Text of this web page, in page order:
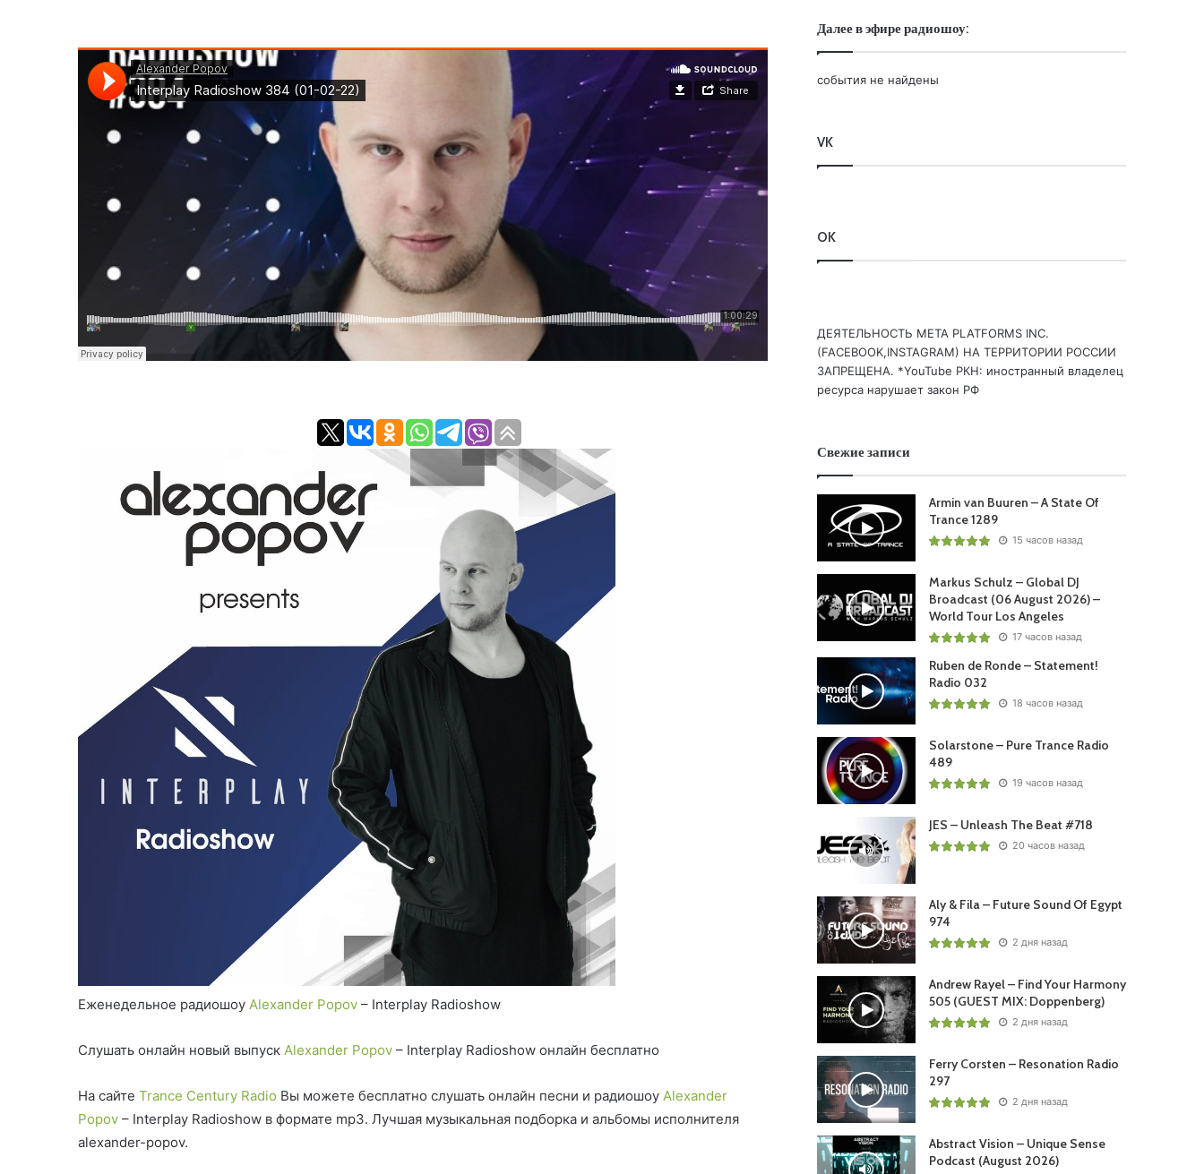
Еженедельное радиошоу Alexander Popov – Interplay Radioshow
Слушать онлайн новый выпуск Alexander Popov – Interplay Radioshow онлайн бесплатно
На сайте Trance Century Radio Вы можете бесплатно слушать онлайн песни и радиошоу Alexander
Popov – Interplay Radioshow в формате mp3. Лучшая музыкальная подборка и альбомы исполнителя
alexander-popov.
Далее в эфире радиошоу:
события не найдены
VK
OK
ДЕЯТЕЛЬНОСТЬ МЕТА PLATFORMS INC.
(FACEBOOK,INSTAGRAM) НА ТЕРРИТОРИИ РОССИИ
ЗАПРЕЩЕНА. *YouTube РКН: иностранный владелец
ресурса нарушает закон РФ
Свежие записи
Armin van Buuren – A State Of
Trance 1289
15 часов назад
Markus Schulz – Global DJ
Broadcast (06 August 2026) –
World Tour Los Angeles
17 часов назад
Ruben de Ronde – Statement!
Radio 032
18 часов назад
Solarstone – Pure Trance Radio
489
19 часов назад
JES – Unleash The Beat #718
20 часов назад
Aly & Fila – Future Sound Of Egypt
974
2 дня назад
Andrew Rayel – Find Your Harmony
505 (GUEST MIX: Doppenberg)
2 дня назад
Ferry Corsten – Resonation Radio
297
2 дня назад
Abstract Vision – Unique Sense
Podcast (August 2026)